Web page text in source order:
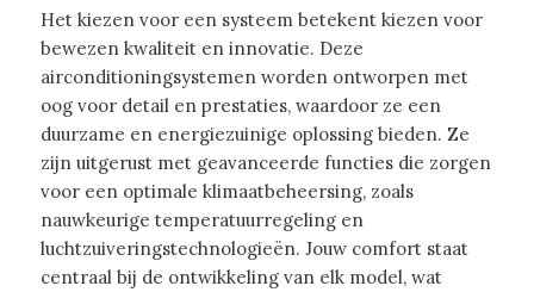
Het kiezen voor een systeem betekent kiezen voor
bewezen kwaliteit en innovatie. Deze
airconditioningsystemen worden ontworpen met
oog voor detail en prestaties, waardoor ze een
duurzame en energiezuinige oplossing bieden. Ze
zijn uitgerust met geavanceerde functies die zorgen
voor een optimale klimaatbeheersing, zoals
nauwkeurige temperatuurregeling en
luchtzuiveringstechnologieën. Jouw comfort staat
centraal bij de ontwikkeling van elk model, wat